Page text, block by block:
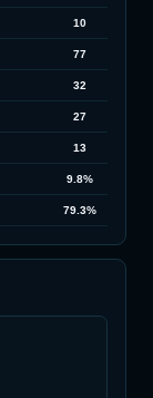
10
77
32
27
13
9.8%
79.3%